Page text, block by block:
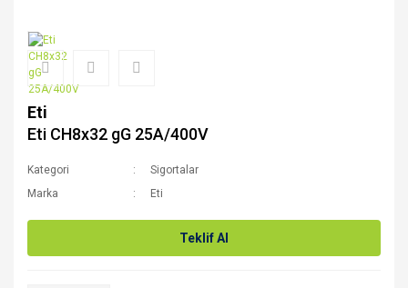
Eti
Eti CH8x32 gG 25A/400V
Kategori
Sigortalar
Marka
Eti
Teklif Al